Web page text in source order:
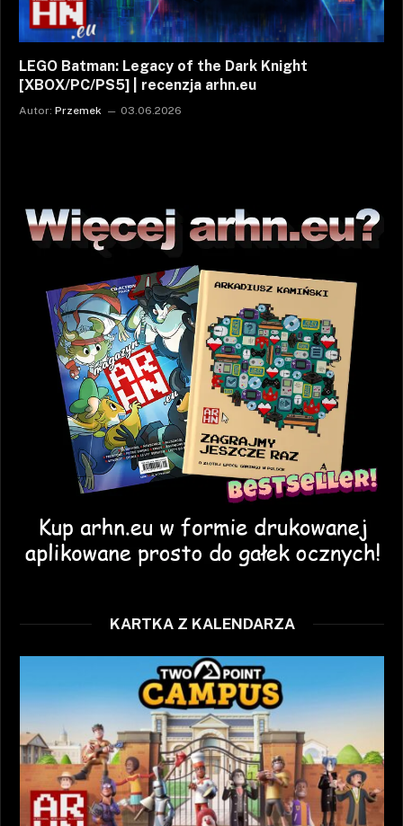
LEGO Batman: Legacy of the Dark Knight
[XBOX/PC/PS5] | recenzja arhn.eu
Autor: Przemek 03.06.2026
KARTKA Z KALENDARZA